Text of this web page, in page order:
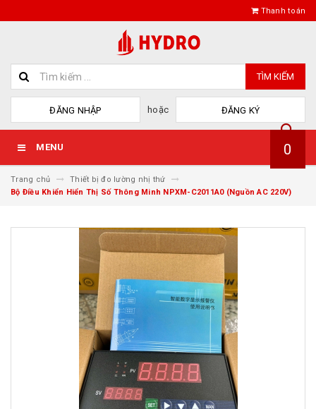
Thanh toán
TÌM KIẾM
ĐĂNG NHẬP hoặc ĐĂNG KÝ
MENU 0
Trang chủ
Thiết bị đo lường nhị thứ
Bộ Điều Khiển Hiển Thị Số Thông Minh NPXM-C2011A0 (Nguồn AC 220V)